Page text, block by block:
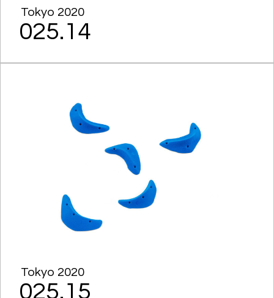
Tokyo 2020
025.14
Tokyo 2020
025.15